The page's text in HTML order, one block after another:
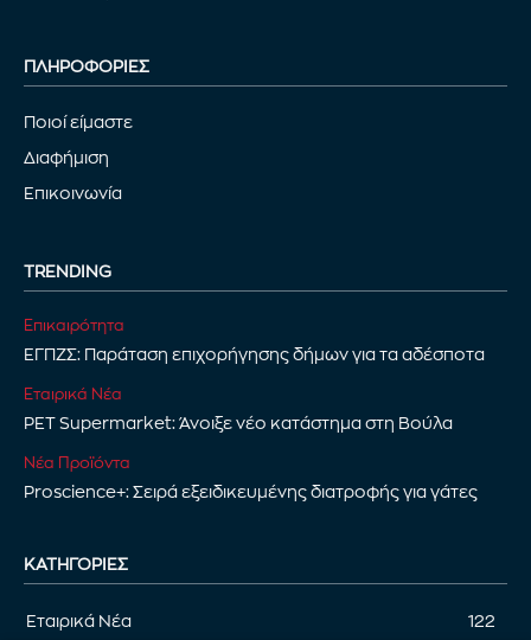
ΠΛΗΡΟΦΟΡΙΕΣ
Ποιοί είμαστε
Διαφήμιση
Επικοινωνία
TRENDING
Επικαιρότητα
ΕΓΠΖΣ: Παράταση επιχορήγησης δήμων για τα αδέσποτα
Εταιρικά Νέα
PET Supermarket: Άνοιξε νέο κατάστημα στη Βούλα
Νέα Προϊόντα
Proscience+: Σειρά εξειδικευμένης διατροφής για γάτες
ΚΑΤΗΓΟΡΊΕΣ
Εταιρικά Νέα 122